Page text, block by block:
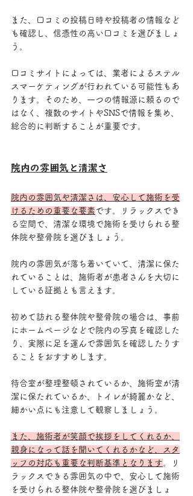
また、口コミの投稿日時や投稿者の情報など
も確認し、信憑性の高い口コミを選びましょ
う。
口コミサイトによっては、業者によるステル
スマーケティングが行われている可能性もあ
ります。そのため、一つの情報源に頼るので
はなく、複数のサイトやSNSで情報を集め、
総合的に判断することが重要です。
院内の雰囲気と清潔さ
院内の雰囲気や清潔さは、安心して施術を受
けるための重要な要素 です。リラックスでき
る空間で、清潔な環境で施術を受けられる整
体院や整骨院を選びましょう。
院内の雰囲気が落ち着いていて、清潔に保た
れていることは、施術者が患者さんを大切に
している証拠とも言えます。
初めて訪れる整体院や整骨院の場合は、事前
にホームページなどで院内の写真を確認した
り、実際に足を運んで雰囲気を確認したりす
ることをおすすめします。
待合室が整理整頓されているか、施術室が清
潔に保たれているか、トイレが綺麗かなど、
細かい点にも注意して観察しましょう。
また、施術者が笑顔で挨拶をしてくれるか、
親身になって話を聞いてくれるかなど、スタ
ッフの対応も重要な判断基準となります。リ
ラックスできる雰囲気の中で、安心して施術
を受けられる整体院や整骨院を選びましょ